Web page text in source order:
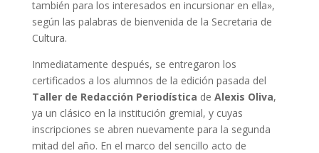
también para los interesados en incursionar en ella»,
según las palabras de bienvenida de la Secretaria de
Cultura.
Inmediatamente después, se entregaron los
certificados a los alumnos de la edición pasada del
Taller de Redacción Periodística de Alexis Oliva,
ya un clásico en la institución gremial, y cuyas
inscripciones se abren nuevamente para la segunda
mitad del año. En el marco del sencillo acto de